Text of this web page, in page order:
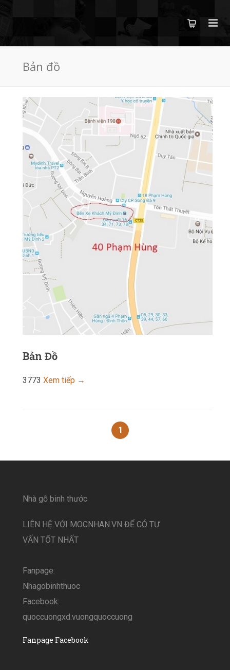
Bản đồ
Bản Đồ
3773 Xem tiếp →
1
Nhà gỗ binh thước
LIÊN HỆ VỚI MOCNHAN.VN ĐỂ CÓ TƯ
VẤN TỐT NHẤT
Fanpage:
Nhagobinhthuoc
Facebook:
quoccuongxd.vuongquoccuong
Fanpage Facebook